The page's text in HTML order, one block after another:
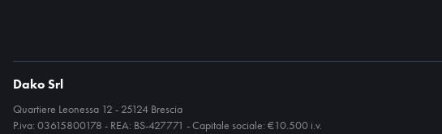
Dako Srl
Quartiere Leonessa 12 - 25124 Brescia
P.iva: 03615800178 - REA: BS-427771 - Capitale sociale: €10.500 i.v.